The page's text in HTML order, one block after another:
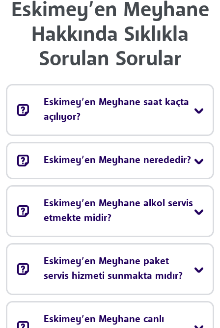
Eskimey’en Meyhane
Hakkında Sıklıkla
Sorulan Sorular
Eskimey’en Meyhane saat kaçta
açılıyor?
Eskimey’en Meyhane nerededir?
Eskimey’en Meyhane alkol servis
etmekte midir?
Eskimey’en Meyhane paket
servis hizmeti sunmakta mıdır?
Eskimey’en Meyhane canlı